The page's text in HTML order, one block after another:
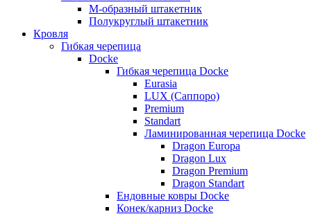
М-образный штакетник
Полукруглый штакетник
Кровля
Гибкая черепица
Docke
Гибкая черепица Docke
Eurasia
LUX (Саппоро)
Premium
Standart
Ламинированная черепица Docke
Dragon Europa
Dragon Lux
Dragon Premium
Dragon Standart
Ендовные ковры Docke
Конек/карниз Docke